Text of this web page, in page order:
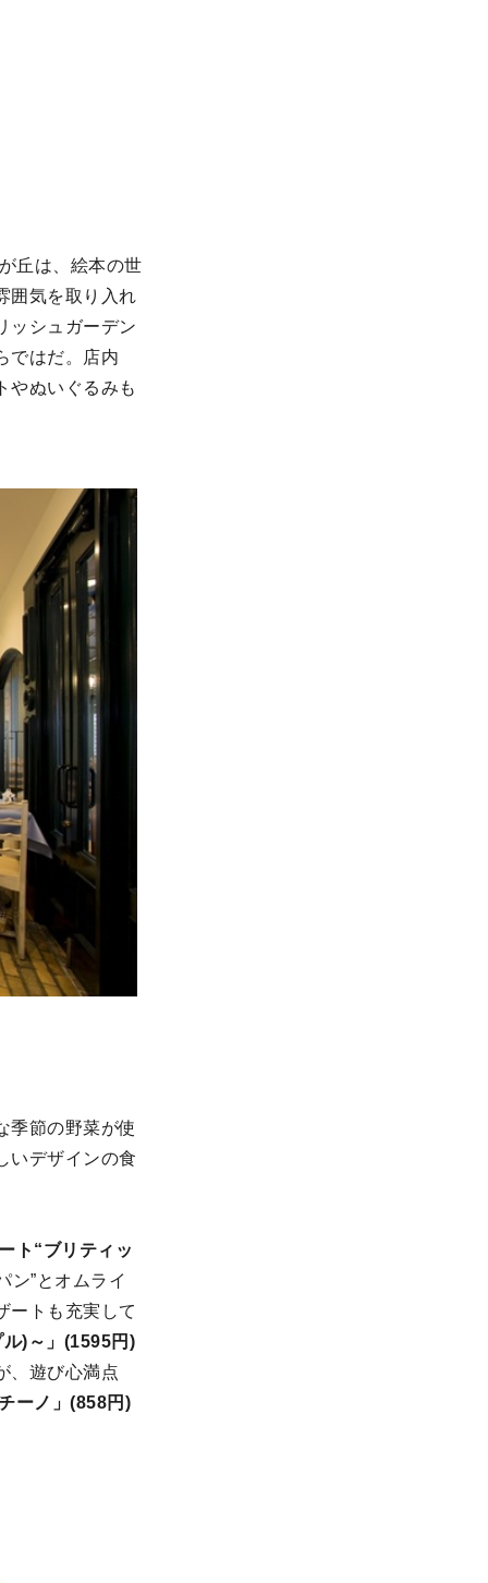
丘は、絵本の世
囲気を取り入れ
ッシュガーデン
ではだ。店内
やぬいぐるみも
季節の野菜が使
いデザインの食
ト“ブリティッ
ン”とオムライ
ートも充実して
)～」(1595円)
、遊び心満点
ーノ」(858円)